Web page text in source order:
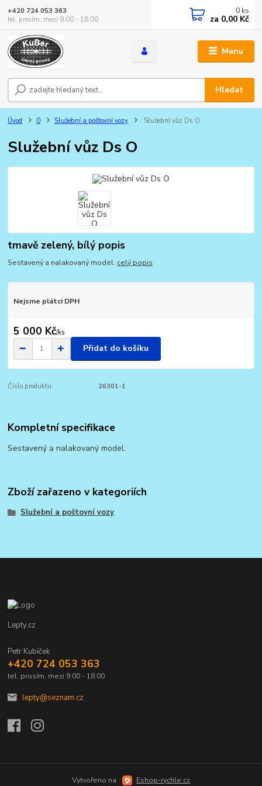
Menu
Hledat
+420 724 053 363
tel. prosím, mezi 9.00 - 18.00
0 ks
za 0,00 Kč
Úvod 0 Služební a poštovní vozy Služební vůz Ds O
Služební vůz Ds O
tmavě zelený, bílý popis
Sestavený a nalakovaný model. celý popis
Nejsme plátci DPH
5 000 Kč/ks
Přidat do košíku
Číslo produktu: 26301-1
Kompletní specifikace
Sestavený a nalakovaný model.
Zboží zařazeno v kategoriích
Služební a poštovní vozy
Lepty.cz
Petr Kubíček
+420 724 053 363
tel. prosím, mezi 9.00 - 18.00
lepty@seznam.cz
Vytvořeno na Eshop-rychle.cz